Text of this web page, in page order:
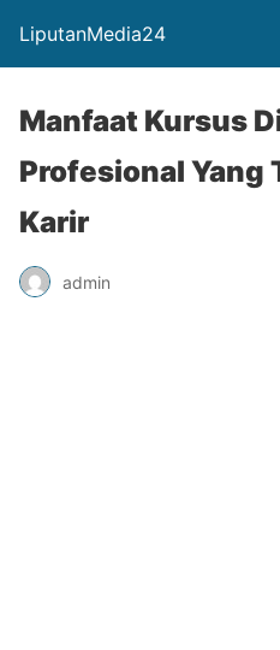
LiputanMedia24
Manfaat Kursus
Profesional Yang
Karir
admin